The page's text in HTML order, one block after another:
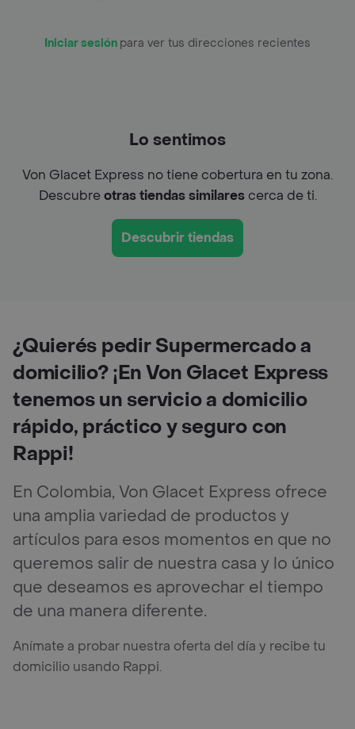
Iniciar sesión para ver tus direcciones recientes
Lo sentimos
Von Glacet Express no tiene cobertura en tu zona.
Descubreotras tiendas similarescerca de ti.
Descubrir tiendas
¿Quierés pedir Supermercado a
domicilio? ¡En Von Glacet Express
tenemos un servicio a domicilio
rápido, práctico y seguro con
Rappi!
En Colombia, Von Glacet Express ofrece
una amplia variedad de productos y
artículos para esos momentos en que no
queremos salir de nuestra casa y lo único
que deseamos es aprovechar el tiempo
de una manera diferente.
Anímate a probar nuestra oferta del día y recibe tu
domicilio usando Rappi.